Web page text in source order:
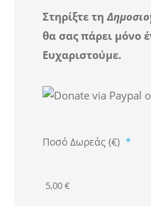
Στηρίξτε τη
θα σας πάρει μόνο
Ευχαριστούμε.
Ποσό Δωρεάς (€) *
5,00 €